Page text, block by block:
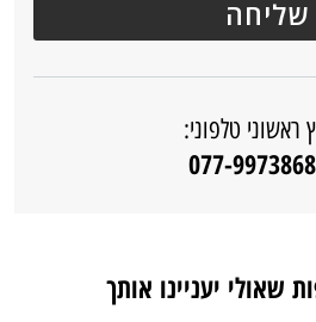
ראשוני טלפוני:
שאולי יעניינו אותך